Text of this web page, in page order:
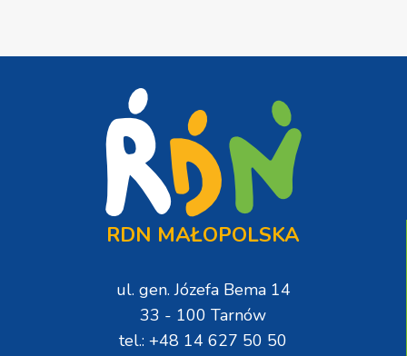
RDN MAŁOPOLSKA
ul. gen. Józefa Bema 14
33 - 100 Tarnów
tel.: +48 14 627 50 50